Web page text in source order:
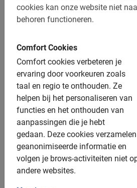
cookies kan onze website niet
behoren functioneren.
Comfort Cookies
Comfort cookies verbeteren je
ervaring door voorkeuren zoals
taal en regio te onthouden. Ze
helpen bij het personaliseren van
functies en het onthouden van
aanpassingen die je hebt
gedaan. Deze cookies verzamelen
geanonimiseerde informatie en
volgen je brows-activiteiten niet
andere websites.
Een top ervaring!
Kinderfietsen: Ja, vooraf boeken
Kinderzitjes: beschikbaar, €
Tandems: Niet beschikbaar
Elektrische fiets: Niet
Helm: niet beschikbaar
Groepsgrootte: